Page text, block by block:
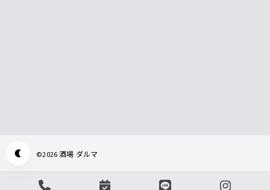
©2026酒場 ダルマ
Appearance mode switch